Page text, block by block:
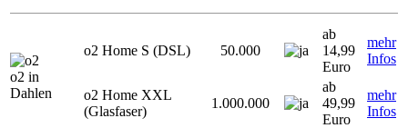
o2 in
Dahlen
o2 Home S (DSL) 50.000
ab
14,99
Euro
mehr
Infos
o2 Home XXL
(Glasfaser)
1.000.000
ab
49,99
Euro
mehr
Infos